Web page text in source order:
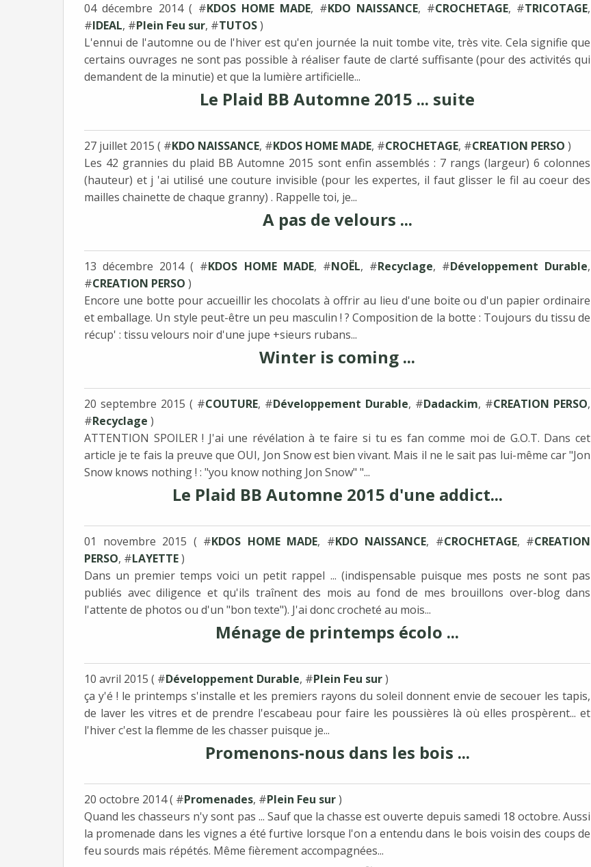
04 décembre 2014 ( #KDOS HOME MADE, #KDO NAISSANCE, #CROCHETAGE, #TRICOTAGE,
#IDEAL, #Plein Feu sur, #TUTOS)
L'ennui de l'automne ou de l'hiver est qu'en journée la nuit tombe vite, très vite. Cela signifie que
certains ouvrages ne sont pas possible à réaliser faute de clarté suffisante (pour des activités qui
demandent de la minutie) et que la lumière artificielle...
Le Plaid BB Automne 2015 ... suite
27 juillet 2015 ( #KDO NAISSANCE, #KDOS HOME MADE, #CROCHETAGE, #CREATION PERSO )
Les 42 grannies du plaid BB Automne 2015 sont enfin assemblés : 7 rangs (largeur) 6 colonnes
(hauteur) et j 'ai utilisé une couture invisible (pour les expertes, il faut glisser le fil au coeur des
mailles chainette de chaque granny) . Rappelle toi, je...
A pas de velours ...
13 décembre 2014 ( #KDOS HOME MADE, #NOËL, #Recyclage, #Développement Durable,
#CREATION PERSO )
Encore une botte pour accueillir les chocolats à offrir au lieu d'une boite ou d'un papier ordinaire
et emballage. Un style peut-être un peu masculin ! ? Composition de la botte : Toujours du tissu de
récup' : tissu velours noir d'une jupe +sieurs rubans...
Winter is coming ...
20 septembre 2015 ( #COUTURE, #Développement Durable, #Dadackim, #CREATION PERSO,
#Recyclage )
ATTENTION SPOILER ! J'ai une révélation à te faire si tu es fan comme moi de G.O.T. Dans cet
article je te fais la preuve que OUI, Jon Snow est bien vivant. Mais il ne le sait pas lui-même car "Jon
Snow knows nothing ! : "you know nothing Jon Snow" "...
Le Plaid BB Automne 2015 d'une addict...
01 novembre 2015 ( #KDOS HOME MADE, #KDO NAISSANCE, #CROCHETAGE, #CREATION
PERSO, #LAYETTE)
Dans un premier temps voici un petit rappel ... (indispensable puisque mes posts ne sont pas
publiés avec diligence et qu'ils traînent des mois au fond de mes brouillons over-blog dans
l'attente de photos ou d'un "bon texte"). J'ai donc crocheté au mois...
Ménage de printemps écolo ...
10 avril 2015 ( #Développement Durable, #Plein Feu sur)
ça y'é ! le printemps s'installe et les premiers rayons du soleil donnent envie de secouer les tapis,
de laver les vitres et de prendre l'escabeau pour faire les poussières là où elles prospèrent... et
l'hiver c'est la flemme de les chasser puisque je...
Promenons-nous dans les bois ...
20 octobre 2014 ( #Promenades, #Plein Feu sur)
Quand les chasseurs n'y sont pas ... Sauf que la chasse est ouverte depuis samedi 18 octobre. Aussi
la promenade dans les vignes a été furtive lorsque l'on a entendu dans le bois voisin des coups de
feu sourds mais répétés. Même fièrement accompagnées...